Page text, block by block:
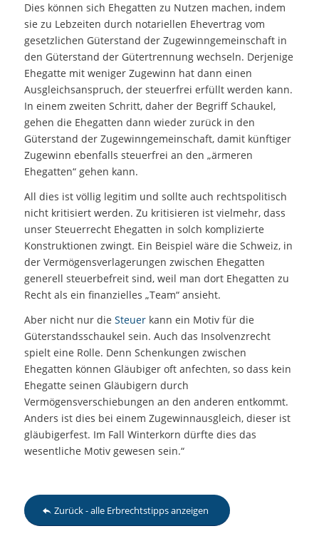
Dies können sich Ehegatten zu Nutzen machen, indem
sie zu Lebzeiten durch notariellen Ehevertrag vom
gesetzlichen Güterstand der Zugewinngemeinschaft in
den Güterstand der Gütertrennung wechseln. Derjenige
Ehegatte mit weniger Zugewinn hat dann einen
Ausgleichsanspruch, der steuerfrei erfüllt werden kann.
In einem zweiten Schritt, daher der Begriff Schaukel,
gehen die Ehegatten dann wieder zurück in den
Güterstand der Zugewinngemeinschaft, damit künftiger
Zugewinn ebenfalls steuerfrei an den „ärmeren
Ehegatten“ gehen kann.
All dies ist völlig legitim und sollte auch rechtspolitisch
nicht kritisiert werden. Zu kritisieren ist vielmehr, dass
unser Steuerrecht Ehegatten in solch komplizierte
Konstruktionen zwingt. Ein Beispiel wäre die Schweiz, in
der Vermögensverlagerungen zwischen Ehegatten
generell steuerbefreit sind, weil man dort Ehegatten zu
Recht als ein finanzielles „Team“ ansieht.
Aber nicht nur die Steuerkann ein Motiv für die
Güterstandsschaukel sein. Auch das Insolvenzrecht
spielt eine Rolle. Denn Schenkungen zwischen
Ehegatten können Gläubiger oft anfechten, so dass kein
Ehegatte seinen Gläubigern durch
Vermögensverschiebungen an den anderen entkommt.
Anders ist dies bei einem Zugewinnausgleich, dieser ist
gläubigerfest. Im Fall Winterkorn dürfte dies das
wesentliche Motiv gewesen sein.“
Zurück - alle Erbrechtstipps anzeigen